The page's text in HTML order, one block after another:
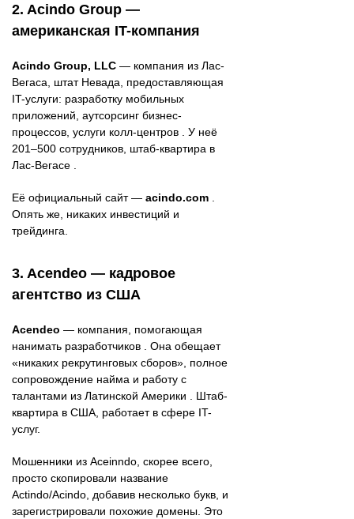
2. Acindo Group —
американская IT-компания
Acindo Group, LLC — компания из Лас-
Вегаса, штат Невада, предоставляющая
IT-услуги: разработку мобильных
приложений, аутсорсинг бизнес-
процессов, услуги колл-центров . У неё
201–500 сотрудников, штаб-квартира в
Лас-Вегасе .
Её официальный сайт — acindo.com .
Опять же, никаких инвестиций и
трейдинга.
3. Acendeo — кадровое
агентство из США
Acendeo — компания, помогающая
нанимать разработчиков . Она обещает
«никаких рекрутинговых сборов», полное
сопровождение найма и работу с
талантами из Латинской Америки . Штаб-
квартира в США, работает в сфере IT-
услуг.
Мошенники из Aceinndo, скорее всего,
просто скопировали название
Actindo/Acindo, добавив несколько букв, и
зарегистрировали похожие домены. Это